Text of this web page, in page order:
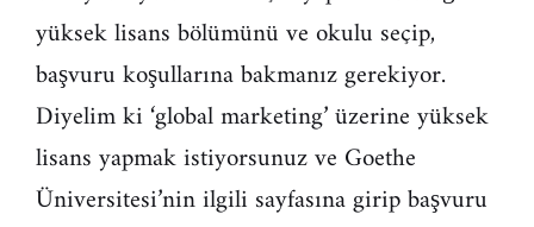
yüksek lisans bölümünü ve okulu seçip,
başvuru koşullarına bakmanız gerekiyor.
Diyelim ki ‘global marketing’ üzerine yüksek
lisans yapmak istiyorsunuz ve Goethe
Üniversitesi’nin ilgili sayfasına girip başvuru